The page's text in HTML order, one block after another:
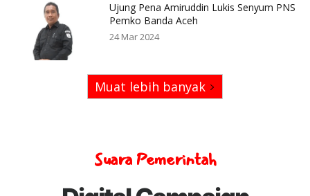
Ujung Pena Amiruddin Lukis Senyum PNS
Pemko Banda Aceh
24 Mar 2024
Muat lebih banyak
Suara Pemerintah